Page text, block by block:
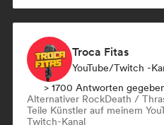
Troca Fitas
YouTube/Twitch -
> 1700 Antworten
Alternativer RockDeath /
Teile Künstler auf meinem
Twitch-Kanal